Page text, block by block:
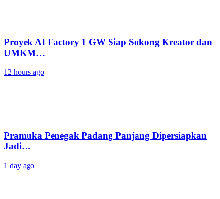
Proyek AI Factory 1 GW Siap Sokong Kreator dan
UMKM…
12 hours ago
Pramuka Penegak Padang Panjang Dipersiapkan
Jadi…
1 day ago